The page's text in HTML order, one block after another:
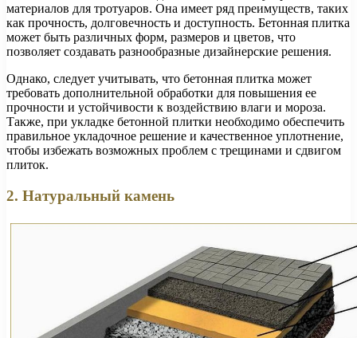
материалов для тротуаров. Она имеет ряд преимуществ, таких
как прочность, долговечность и доступность. Бетонная плитка
может быть различных форм, размеров и цветов, что
позволяет создавать разнообразные дизайнерские решения.
Однако, следует учитывать, что бетонная плитка может
требовать дополнительной обработки для повышения ее
прочности и устойчивости к воздействию влаги и мороза.
Также, при укладке бетонной плитки необходимо обеспечить
правильное укладочное решение и качественное уплотнение,
чтобы избежать возможных проблем с трещинами и сдвигом
плиток.
2. Натуральный камень